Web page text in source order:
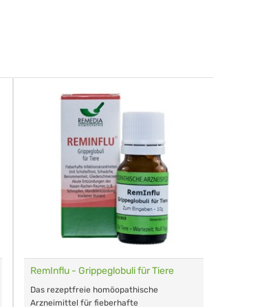
RemInflu - Grippeglobuli für Tiere
Das rezeptfreie homöopathische
Arzneimittel für fieberhafte